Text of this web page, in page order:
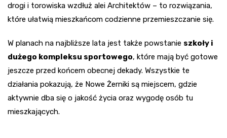
drogi i torowiska wzdłuż alei Architektów – to rozwiązania,
które ułatwią mieszkańcom codzienne przemieszczanie się.
W planach na najbliższe lata jest także powstanie szkoły i
dużego kompleksu sportowego, które mają być gotowe
jeszcze przed końcem obecnej dekady. Wszystkie te
działania pokazują, że Nowe Żerniki są miejscem, gdzie
aktywnie dba się o jakość życia oraz wygodę osób tu
mieszkających.